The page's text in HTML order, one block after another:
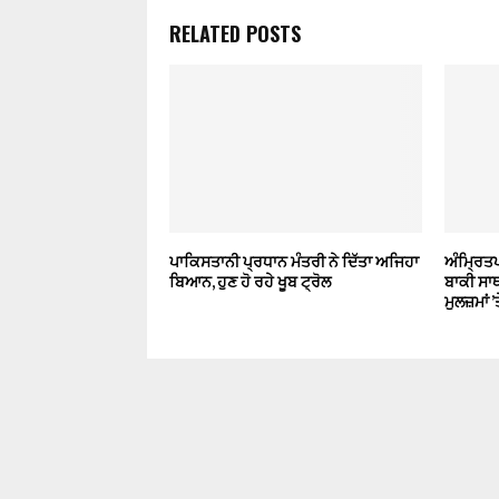
RELATED POSTS
ਪਾਕਿਸਤਾਨੀ ਪ੍ਰਧਾਨ ਮੰਤਰੀ ਨੇ ਦਿੱਤਾ ਅਜਿਹਾ
ਬਿਆਨ, ਹੁਣ ਹੋ ਰਹੇ ਖੂਬ ਟ੍ਰੋਲ ਬਾਕੀ
ਮੁਲਜ਼ਮਾਂ